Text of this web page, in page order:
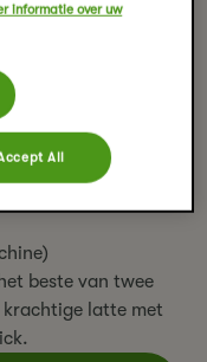
beste van twee
krachtige latte met
informatie over uw
All